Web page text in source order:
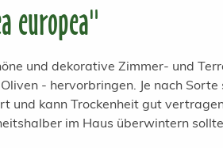
europea"
und dekorative Zimmer- und
- hervorbringen. Je nach
und kann Trockenheit gut
im Haus überwintern